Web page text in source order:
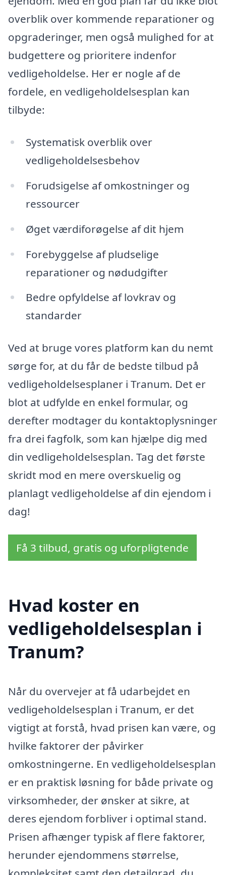
overblik over kommende reparationer og
opgraderinger, men også mulighed for at
budgettere og prioritere indenfor
vedligeholdelse. Her er nogle af de
fordele, en vedligeholdelsesplan kan
tilbyde:
Systematisk overblik over
vedligeholdelsesbehov
Forudsigelse af omkostninger og
ressourcer
Øget værdiforøgelse af dit hjem
Forebyggelse af pludselige
reparationer og nødudgifter
Bedre opfyldelse af lovkrav og
standarder
Ved at bruge vores platform kan du nemt
sørge for, at du får de bedste tilbud på
vedligeholdelsesplaner i Tranum. Det er
blot at udfylde en enkel formular, og
derefter modtager du kontaktoplysninger
fra drei fagfolk, som kan hjælpe dig med
din vedligeholdelsesplan. Tag det første
skridt mod en mere overskuelig og
planlagt vedligeholdelse af din ejendom i
dag!
Få 3 tilbud, gratis og uforpligtende
Hvad koster en
vedligeholdelsesplan i
Tranum?
Når du overvejer at få udarbejdet en
vedligeholdelsesplan i Tranum, er det
vigtigt at forstå, hvad prisen kan være, og
hvilke faktorer der påvirker
omkostningerne. En vedligeholdelsesplan
er en praktisk løsning for både private og
virksomheder, der ønsker at sikre, at
deres ejendom forbliver i optimal stand.
Prisen afhænger typisk af flere faktorer,
herunder ejendommens størrelse,